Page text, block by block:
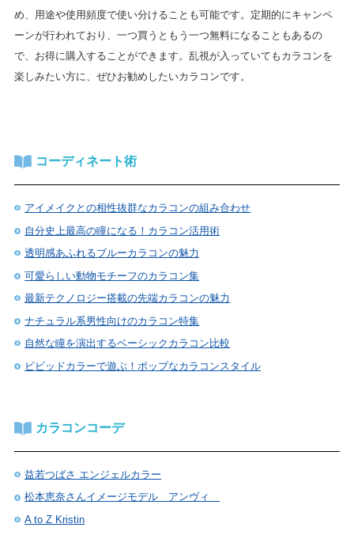
め、用途や使用頻度で使い分けることも可能です。定期的にキャンペ
ーンが行われており、一つ買うともう一つ無料になることもあるの
で、お得に購入することができます。乱視が入っていてもカラコンを
楽しみたい方に、ぜひお勧めしたいカラコンです。
コーディネート術
アイメイクとの相性抜群なカラコンの組み合わせ
自分史上最高の瞳になる！カラコン活用術
透明感あふれるブルーカラコンの魅力
可愛らしい動物モチーフのカラコン集
最新テクノロジー搭載の先端カラコンの魅力
ナチュラル系男性向けのカラコン特集
自然な瞳を演出するベーシックカラコン比較
ビビッドカラーで遊ぶ！ポップなカラコンスタイル
カラコンコーデ
益若つばさ エンジェルカラー
松本恵奈さんイメージモデル アンヴィ
A to Z Kristin